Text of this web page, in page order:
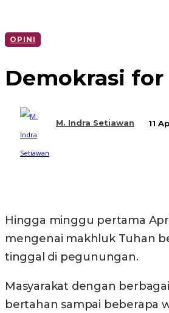
OPINI
Demokrasi
M. Indra Setiawan 11
Hingga minggu pertama
mengenai makhluk Tuhan
tinggal di pegunungan.
Masyarakat dengan
bertahan sampai beberapa